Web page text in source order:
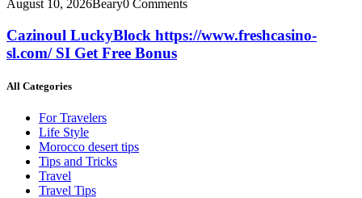
August 10, 2026Beary0 Comments
Cazinoul LuckyBlock https://www.freshcasino-
sl.com/ SI Get Free Bonus
All Categories
For Travelers
Life Style
Morocco desert tips
Tips and Tricks
Travel
Travel Tips